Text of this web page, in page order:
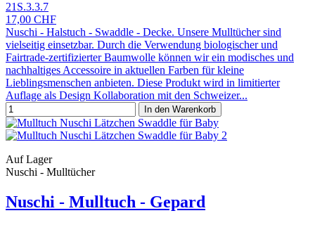
21S.3.3.7
17,00 CHF
Nuschi - Halstuch - Swaddle - Decke. Unsere Mulltücher sind
vielseitig einsetzbar. Durch die Verwendung biologischer und
Fairtrade-zertifizierter Baumwolle können wir ein modisches und
nachhaltiges Accessoire in aktuellen Farben für kleine
Lieblingsmenschen anbieten. Diese Produkt wird in limitierter
Auflage als Design Kollaboration mit den Schweizer...
In den Warenkorb
Auf Lager
Nuschi - Mulltücher
Nuschi - Mulltuch - Gepard